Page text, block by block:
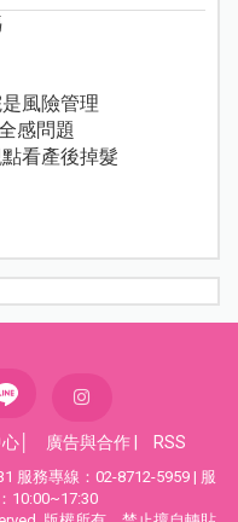
風險管理
感問題
看產後掉髮
廣告與合作 RSS
服務專線：02-8712-5959 | 服
10:00~17:30